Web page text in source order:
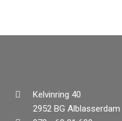
Kelvinring 40
2952 BG Alblasserdam